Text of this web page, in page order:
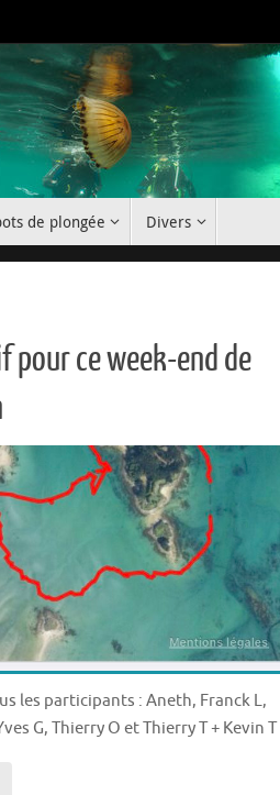
de plongée Divers
pour ce week-end de
les participants : Aneth, Franck L,
G, Thierry O et Thierry T + Kevin T